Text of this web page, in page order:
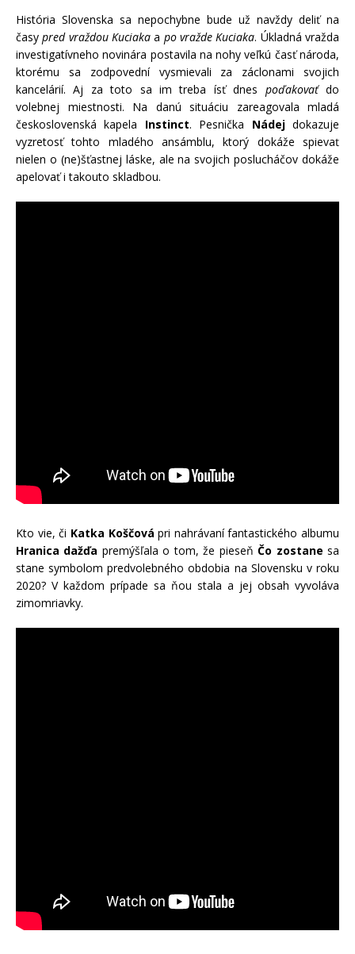
História Slovenska sa nepochybne bude už navždy deliť na
časypred vraždou Kuciaka a po vražde Kuciaka. Úkladná vražda
investigatívneho novinára postavila na nohy veľkú časť národa,
ktorému sa zodpovední vysmievali za záclonami svojich
kancelárií. Aj za toto sa im treba ísť dnes poďakovaťdo
volebnej miestnosti. Na danú situáciu zareagovala mladá
československá kapela Instinct. Pesnička Nádejdokazuje
vyzretosť tohto mladého ansámblu, ktorý dokáže spievať
nielen o (ne)šťastnej láske, ale na svojich poslucháčov dokáže
apelovať i takouto skladbou.
Kto vie, či Katka Koščová pri nahrávaní fantastického albumu
Hranica dažďa premýšľala o tom, že pieseňČo zostane sa
stane symbolom predvolebného obdobia na Slovensku v roku
2020? V každom prípade sa ňou stala a jej obsah vyvoláva
zimomriavky.